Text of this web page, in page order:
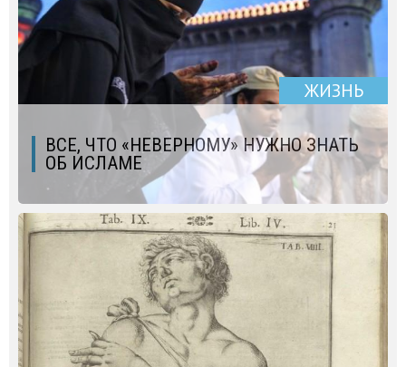
ЖИЗНЬ
ВСЕ, ЧТО «НЕВЕРНОМУ» НУЖНО ЗНАТЬ
ОБ ИСЛАМЕ